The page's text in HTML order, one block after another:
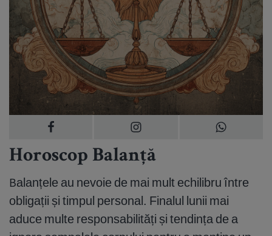
Horoscop Balanță
Balanțele au nevoie de mai mult echilibru între
obligații și timpul personal. Finalul lunii mai
aduce multe responsabilități și tendința de a